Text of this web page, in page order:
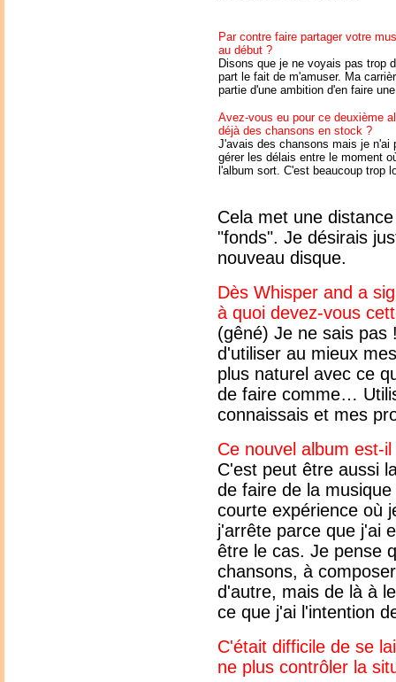
Par contre faire partager votre
au début ?
Disons que je ne voyais pas trop
part le fait de m'amuser. Ma
partie d'une ambition d'en faire
Avez-vous eu pour ce deuxième
déjà des chansons en stock ?
J'avais des chansons mais je n'ai
gérer les délais entre le moment
l'album sort. C'est beaucoup trop
Cela met une
"fonds". Je désirais
nouveau disque.
Dès Whisper and a
à quoi devez-vous
(gêné) Je ne sais pas
d'utiliser au mieux
plus naturel avec ce
de faire comme…
connaissais et mes
Ce nouvel album est-
C'est peut être aussi
de faire de la
courte expérience où
j'arrête parce que j'ai
être le cas. Je pense
chansons, à
d'autre, mais de là à
ce que j'ai l'intention
C'était difficile de se
ne plus contrôler la